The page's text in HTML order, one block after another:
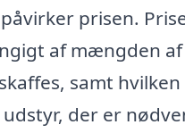
prisen.
af mængden
samt
der er